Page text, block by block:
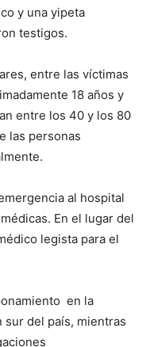
y una yipeta
testigos.
entre las víctimas
18 años y
entre los 40 y los 80
las personas
al hospital
En el lugar del
legista para el
en la
del país, mientras